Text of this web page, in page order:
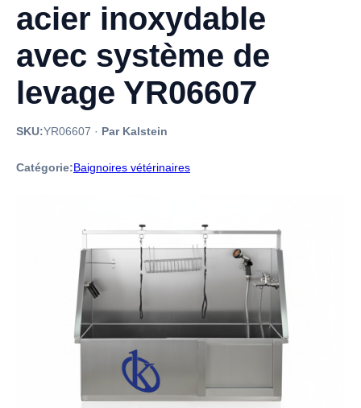
acier inoxydable
avec système de
levage YR06607
SKU:YR06607 · Par Kalstein
Catégorie:Baignoires vétérinaires